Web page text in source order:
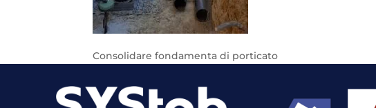
Consolidare fondamenta di porticato